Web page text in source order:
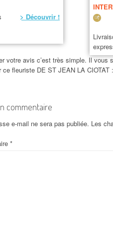
> Découvrir !
votre avis c’est très simple. Il
ce fleuriste DE ST JEAN LA CIOTAT :
commentaire
e-mail ne sera pas publiée. Les
*